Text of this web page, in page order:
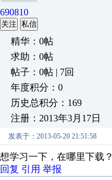
690810
关注 私信
精华：0帖
求助：0帖
帖子：0帖 | 7回
年度积分：0
历史总积分：169
注册：2013年3月17日
发表于：2013-05-20 21:51:58
想学习一下，在哪里下载？
回复 引用 举报